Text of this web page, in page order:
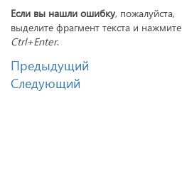
Если вы нашли ошибку, пожалуйста,
выделите фрагмент текста и нажмите
Ctrl+Enter.
Предыдущий
Следующий